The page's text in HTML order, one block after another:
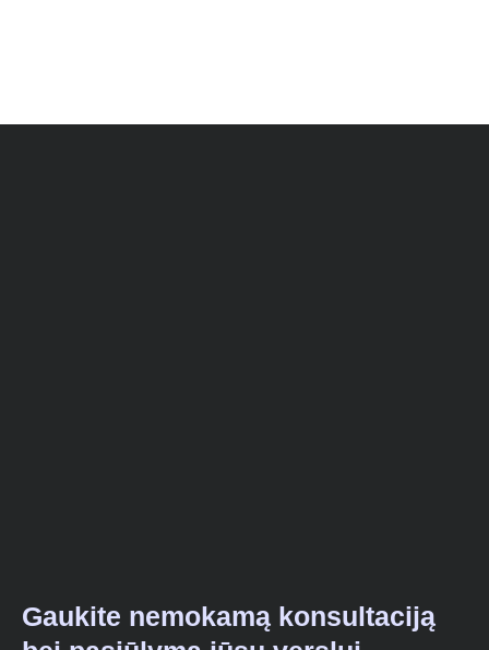
Gaukite nemokamą konsultaciją